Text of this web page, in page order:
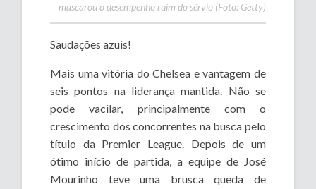
mascarou o desempenho ruim do sérvio (Foto: Getty)
Saudações azuis!
Mais uma vitória do Chelsea e vantagem de
seis pontos na liderança mantida. Não se
pode vacilar, principalmente com o
crescimento dos concorrentes na busca pelo
título da Premier League. Depois de um
ótimo início de partida, a equipe de José
Mourinho teve uma brusca queda de